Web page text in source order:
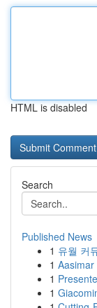
HTML is disabled
Search
Published News
1 유월 커
1 Aasimar
1
1